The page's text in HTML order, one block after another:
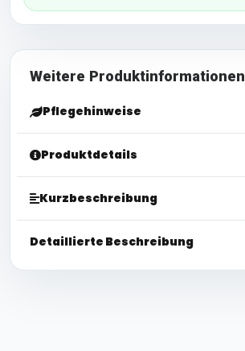
Weitere Produktinformationen
Pflegehinweise
Produktdetails
Kurzbeschreibung
Detaillierte Beschreibung